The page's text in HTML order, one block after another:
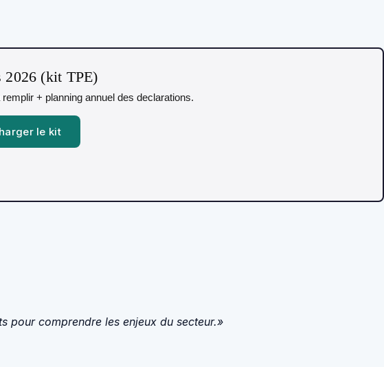
2026 (kit TPE)
+ planning annuel des declarations.
le kit
pour comprendre les enjeux du secteur.»